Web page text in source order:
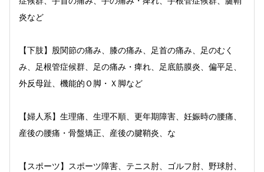
炎など
【下肢】股関節の痛み、膝の痛み、足首の痛み、足のむく
み、足根管症候群、足の痛み・痺れ、足底筋膜炎、偏平足、
外反母趾、機能的Ｏ脚・Ｘ脚など
【婦人系】生理痛、生理不順、更年期障害、妊娠時の腰痛、
産後の腰痛・骨盤矯正、産後の腱鞘炎、な
【スポーツ】スポーツ障害、テニス肘、ゴルフ肘、野球肘、